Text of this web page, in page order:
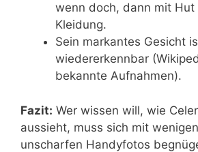
wenn doch, dann mit
Kleidung.
Sein markantes Gesicht
wiedererkennbar
bekannte Aufnahmen).
Fazit: Wer wissen will, wie
aussieht, muss sich mit
unscharfen Handyfotos